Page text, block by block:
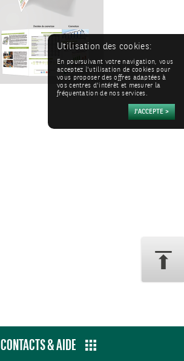
CONTACTS & AIDE
Utilisation des cookies:
En poursuivant votre navigation, vous
acceptez l'utilisation de cookies pour
vous proposer des offres adaptées à
vos centres d'intérêt et mesurer la
fréquentation de nos services.